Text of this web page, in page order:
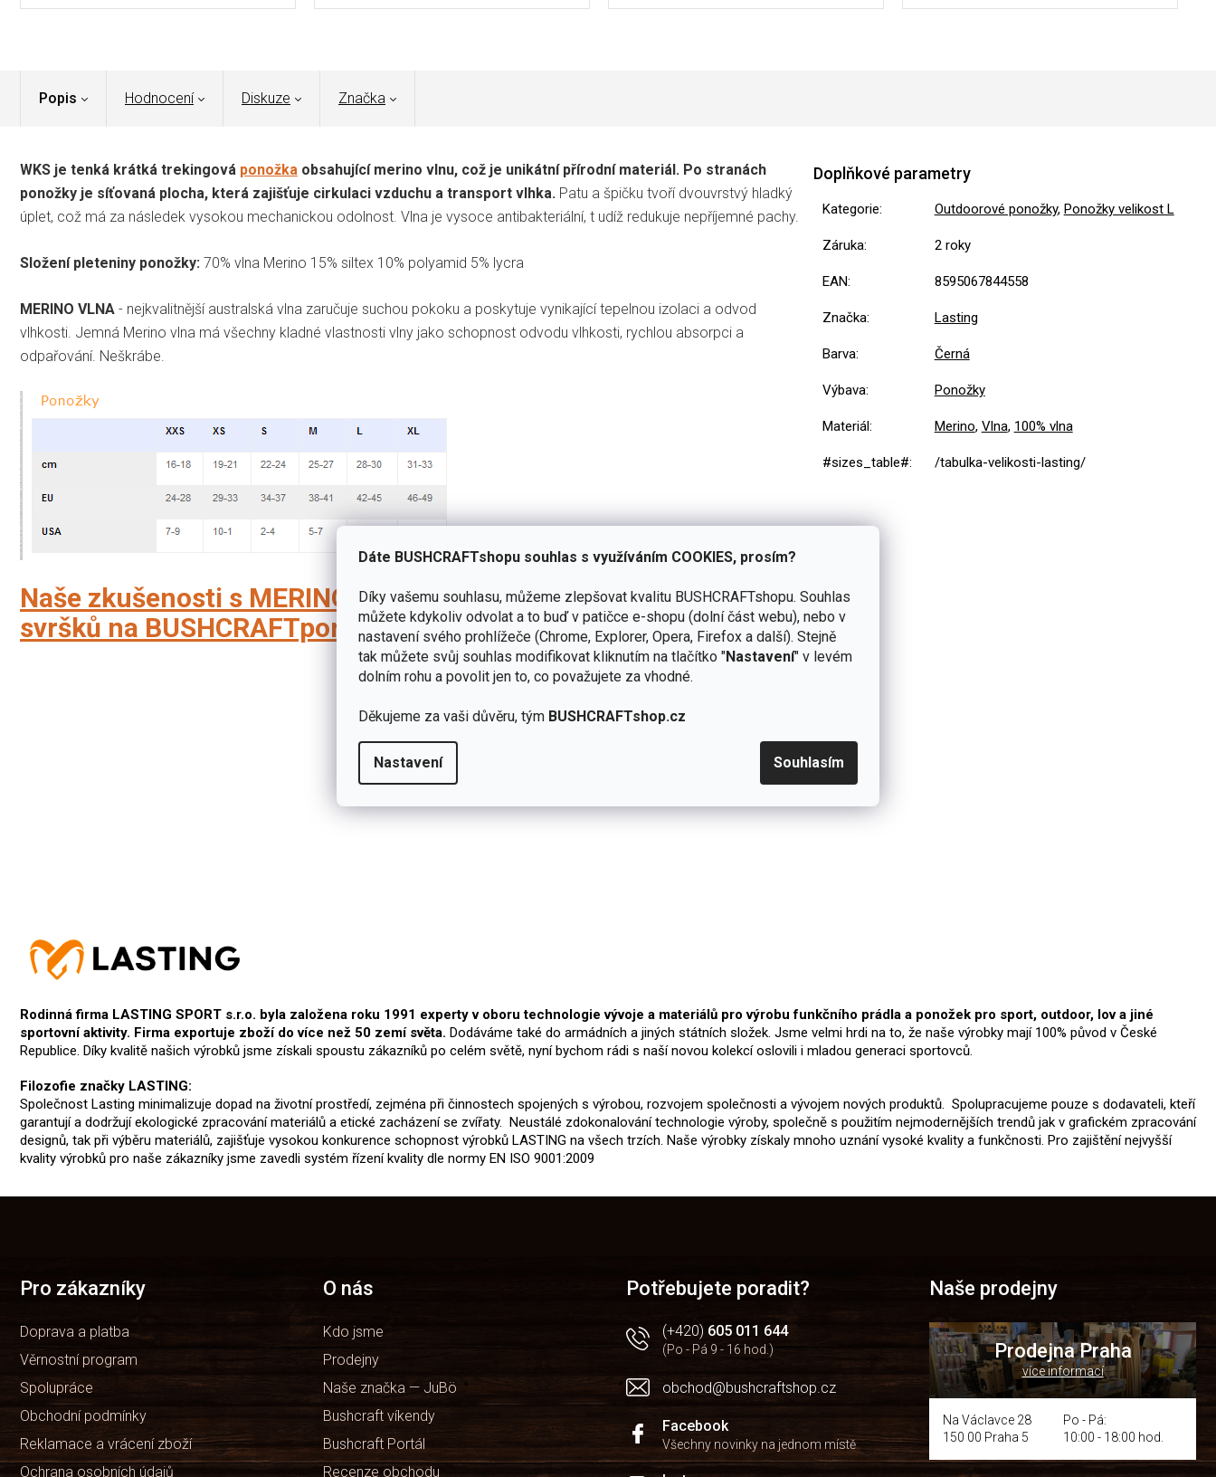
Dáte BUSHCRAFTshopu souhlas s využíváním COOKIES, prosím?
Díky vašemu souhlasu, můžeme zlepšovat kvalitu BUSHCRAFTshopu. Souhlas
můžete kdykoliv odvolat a to buď v patičce e-shopu (dolní část webu), nebo v
nastavení svého prohlížeče (Chrome, Explorer, Opera, Firefox a další). Stejně
tak můžete svůj souhlas modifikovat kliknutím na tlačítko "Nastavení" v levém
dolním rohu a povolit jen to, co považujete za vhodné.
Děkujeme za vaši důvěru, tým BUSHCRAFTshop.cz
Nastavení Souhlasím
Popis Hodnocení Diskuze Značka
WKS je tenká krátká trekingová ponožka obsahující merino vlnu, což je unikátní přírodní materiál. Po stranách
ponožky je síťovaná plocha, která zajišťuje cirkulaci vzduchu a transport vlhka. Patu a špičku tvoří dvouvrstvý hladký
úplet, což má za následek vysokou mechanickou odolnost. Vlna je vysoce antibakteriální, t udíž redukuje nepříjemné pachy.
Složení pleteniny ponožky: 70% vlna Merino 15% siltex 10% polyamid 5% lycra
MERINO VLNA - nejkvalitnější australská vlna zaručuje suchou pokoku a poskytuje vynikající tepelnou izolaci a odvod
vlhkosti. Jemná Merino vlna má všechny kladné vlastnosti vlny jako schopnost odvodu vlhkosti, rychlou absorpci a
odpařování. Neškrábe.
Naše zkušenosti s MERINO vlnou najdete v recenzi několika
svršků na BUSHCRAFTportal.cz ZDE
Doplňkové parametry
Kategorie: Outdoorové ponožky, Ponožky velikost L
Záruka: 2 roky
EAN: 8595067844558
Značka: Lasting
Barva: Černá
Výbava: Ponožky
Materiál: Merino, Vlna, 100% vlna
#sizes_table#: /tabulka-velikosti-lasting/
Rodinná firma LASTING SPORT s.r.o. byla založena roku 1991 experty v oboru technologie vývoje a materiálů pro výrobu funkčního prádla a ponožek pro sport, outdoor, lov a jiné
sportovní aktivity. Firma exportuje zboží do více než 50 zemí světa. Dodáváme také do armádních a jiných státních složek. Jsme velmi hrdi na to, že naše výrobky mají 100% původ v České
Republice. Díky kvalitě našich výrobků jsme získali spoustu zákazníků po celém světě, nyní bychom rádi s naší novou kolekcí oslovili i mladou generaci sportovců.
Filozofie značky LASTING:
Společnost Lasting minimalizuje dopad na životní prostředí, zejména při činnostech spojených s výrobou, rozvojem společnosti a vývojem nových produktů. Spolupracujeme pouze s dodavateli, kteří
garantují a dodržují ekologické zpracování materiálů a etické zacházení se zvířaty. Neustálé zdokonalování technologie výroby, společně s použitím nejmodernějších trendů jak v grafickém zpracování
designů, tak při výběru materiálů, zajišťuje vysokou konkurence schopnost výrobků LASTING na všech trzích. Naše výrobky získaly mnoho uznání vysoké kvality a funkčnosti. Pro zajištění nejvyšší
kvality výrobků pro naše zákazníky jsme zavedli systém řízení kvality dle normy EN ISO 9001:2009
Pro zákazníky
Doprava a platba
Věrnostní program
Spolupráce
Obchodní podmínky
Reklamace a vrácení zboží
Ochrana osobních údajů
O nás
Kdo jsme
Prodejny
Naše značka — JuBö
Bushcraft víkendy
Bushcraft Portál
Recenze obchodu
Potřebujete poradit?
(+420) 605 011 644
(Po - Pá 9 - 16 hod.)
obchod@bushcraftshop.cz
Facebook
Všechny novinky na jednom místě
Naše prodejny
Prodejna Praha
více informací
Na Václavce 28
150 00 Praha 5
Po - Pá:
10:00 - 18:00 hod.